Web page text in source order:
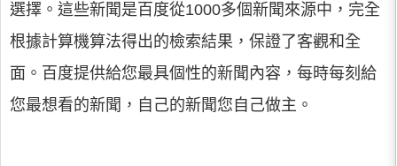
選擇。這些新聞是百度從1000多個新聞來源中，完全
根據計算機算法得出的檢索結果，保證了客觀和全
面。百度提供給您最具個性的新聞內容，每時每刻給
您最想看的新聞，自己的新聞您自己做主。